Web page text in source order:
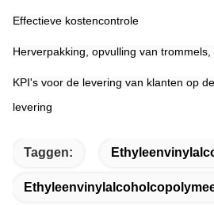
Effectieve kostencontrole
Herverpakking, opvulling van trommels,
KPI's voor de levering van klanten op
levering
Taggen: